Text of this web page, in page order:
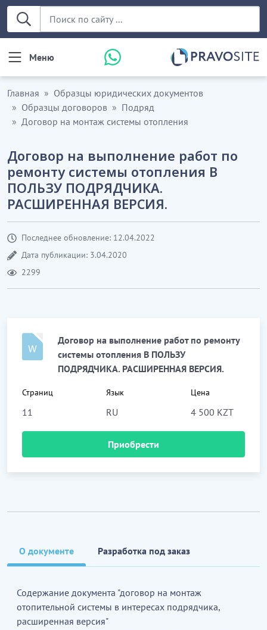
Меню
Главная
Образцы юридических документов
Образцы договоров
Подряд
Договор на монтаж системы отопления
Договор на выполнение работ по
ремонту системы отопления В
ПОЛЬЗУ ПОДРЯДЧИКА.
РАСШИРЕННАЯ ВЕРСИЯ.
Последнее обновление: 12.04.2022
Дата публикации: 3.04.2020
2299
Договор на выполнение работ по ремонту
системы отопления В ПОЛЬЗУ
ПОДРЯДЧИКА. РАСШИРЕННАЯ ВЕРСИЯ.
Страниц
11
Язык
RU
Цена
4 500 KZT
Приобрести
О документе Разработка под заказ
Содержание документа "договор на монтаж
отопительной системы в интересах подрядчика,
расширенная версия"